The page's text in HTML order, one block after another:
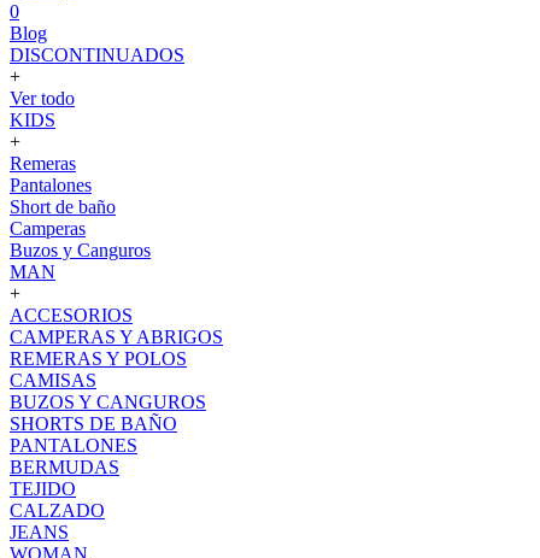
0
Blog
DISCONTINUADOS
+
Ver todo
KIDS
+
Remeras
Pantalones
Short de baño
Camperas
Buzos y Canguros
MAN
+
ACCESORIOS
CAMPERAS Y ABRIGOS
REMERAS Y POLOS
CAMISAS
BUZOS Y CANGUROS
SHORTS DE BAÑO
PANTALONES
BERMUDAS
TEJIDO
CALZADO
JEANS
WOMAN